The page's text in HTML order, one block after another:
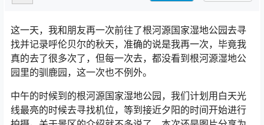
这一天，我和朋友再一次前往了根河源国家湿地公园去寻
找并记录呼伦贝尔的秋天，准确的说是我再一次，毕竟我
真的去了很多次了，但每一次去，都没看到根河源湿地公
园里的驯鹿园，这一次也不例外。
中午的时候到的根河源国家湿地公园，我们计划用白天光
线最亮的时候去寻找机位，等到接近夕阳的时间开始进行